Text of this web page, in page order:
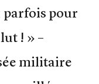
parfois pour
! » –
militaire